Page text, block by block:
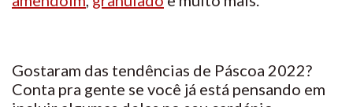
Gostaram das tendências de Páscoa 2022?
Conta pra gente se você já está pensando em